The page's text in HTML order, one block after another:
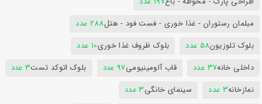
مبلمان رستوران - غذا خوری - فست فود - هتل288 عدد
بلوک تلوزیون58 عدد بلوک ظروف غذا خوری10 عدد
داخلی خانه37 عدد قاب آلومینیومی97 عدد بلوک اتوکد تست3 عدد
نمازخانه3 عدد سینمای خانگی3 عدد